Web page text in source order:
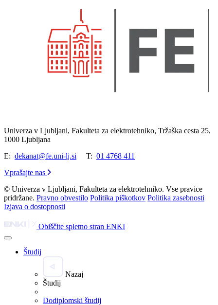
Univerza v Ljubljani, Fakulteta za elektrotehniko, Tržaška cesta 25,
1000 Ljubljana
E: dekanat@fe.uni-lj.si T: 01 4768 411
Vprašajte nas
© Univerza v Ljubljani, Fakulteta za elektrotehniko. Vse pravice
pridržane. Pravno obvestilo Politika piškotkov Politika zasebnosti
Izjava o dostopnosti
Obiščite spletno stran ENKI
Študij
Nazaj
Študij
Dodiplomski študij